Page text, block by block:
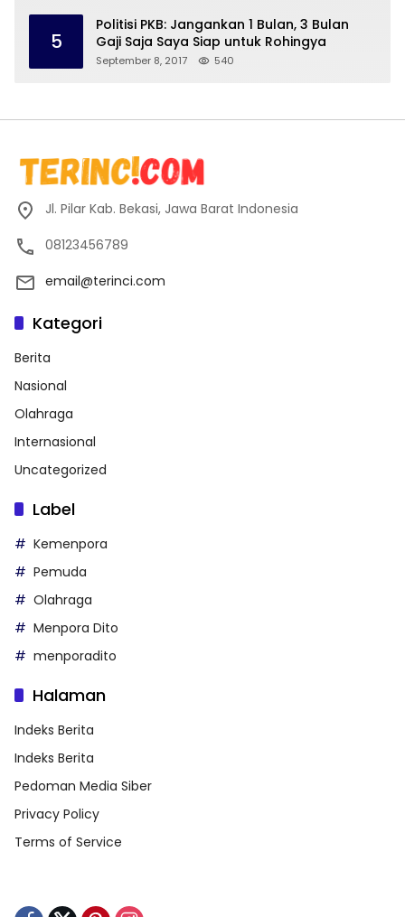
5
Politisi PKB: Jangankan 1 Bulan, 3 Bulan
Gaji Saja Saya Siap untuk Rohingya
September 8, 2017 540
Jl. Pilar Kab. Bekasi, Jawa Barat Indonesia
08123456789
email@terinci.com
Kategori
Berita
Nasional
Olahraga
Internasional
Uncategorized
Label
Kemenpora
Pemuda
Olahraga
Menpora Dito
menporadito
Halaman
Indeks Berita
Indeks Berita
Pedoman Media Siber
Privacy Policy
Terms of Service